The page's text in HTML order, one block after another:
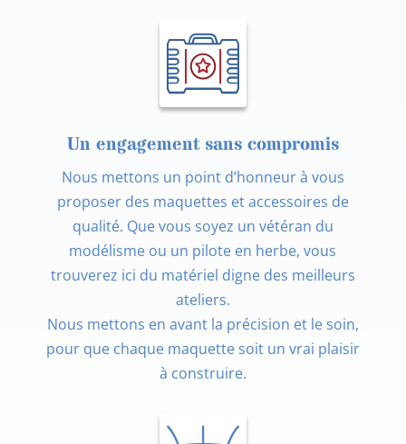
Un engagement sans compromis
Nous mettons un point d’honneur à vous
proposer des maquettes et accessoires de
qualité. Que vous soyez un vétéran du
modélisme ou un pilote en herbe, vous
trouverez ici du matériel digne des meilleurs
ateliers.
Nous mettons en avant la précision et le soin,
pour que chaque maquette soit un vrai plaisir
à construire.